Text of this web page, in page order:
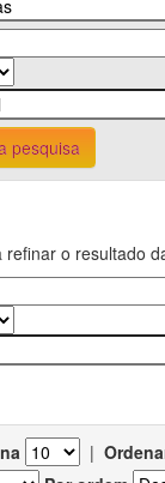
pesquisa
refinar o resultado
|